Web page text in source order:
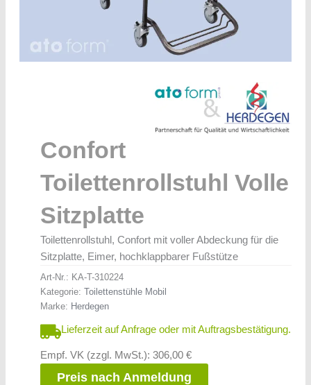
Confort
Toilettenrollstuhl Volle
Sitzplatte
Toilettenrollstuhl, Confort mit voller Abdeckung für die
Sitzplatte, Eimer, hochklappbarer Fußstütze
Art-Nr.: KA-T-310224
Kategorie: Toilettenstühle Mobil
Marke: Herdegen
Lieferzeit auf Anfrage oder mit Auftragsbestätigung.
Empf. VK (zzgl. MwSt.): 306,00 €
Preis nach Anmeldung